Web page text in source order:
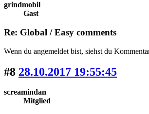
grindmobil
Gast
Re: Global / Easy comments
Wenn du angemeldet bist, siehst du
#8 28.10.2017 19:55:45
screamindan
Mitglied